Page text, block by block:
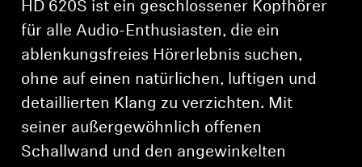
HD 620S ist ein geschlossener Kopfhörer
für alle Audio-Enthusiasten, die ein
ablenkungsfreies Hörerlebnis suchen,
ohne auf einen natürlichen, luftigen und
detaillierten Klang zu verzichten. Mit
seiner außergewöhnlich offenen
Schallwand und den angewinkelten